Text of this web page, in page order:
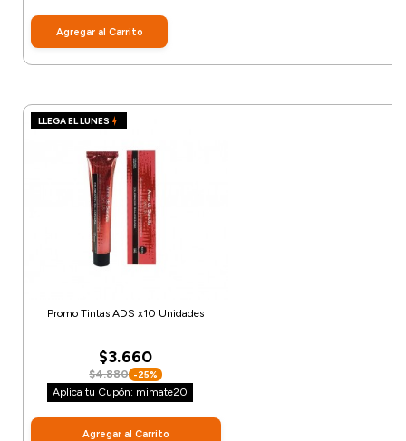
Agregar al Carrito
LLEGA EL LUNES
Promo Tintas ADS x10 Unidades
$3.660
$4.880 -25%
Aplica tu Cupón: mimate20
Agregar al Carrito